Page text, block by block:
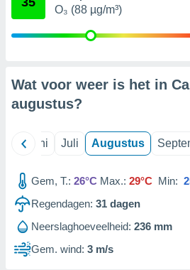
partners
O₃ (88 µg/m³)
Wat voor weer is het in
augustus?
Juni Juli Augustus
Gem, T.: 26°C Max.: 29°C Min:
Regendagen: 31 dagen
Neerslaghoeveelheid: 236 mm
Gem. wind: 3 m/s